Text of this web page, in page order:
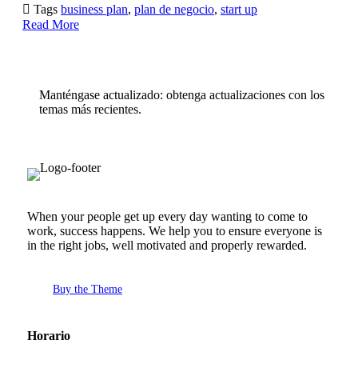
 Tags business plan, plan de negocio, start up
Read More
Manténgase actualizado: obtenga actualizaciones con los
temas más recientes.
When your people get up every day wanting to come to
work, success happens. We help you to ensure everyone is
in the right jobs, well motivated and properly rewarded.
Buy the Theme
Horario